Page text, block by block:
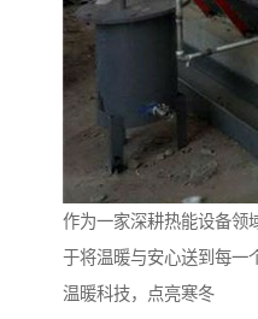
作为一家深耕热能设备领
于将温暖与安心送到每一
温暖科技，点亮寒冬